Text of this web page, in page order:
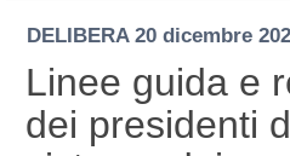
DELIBERA 20 dicembre
Linee guida e
dei presidenti